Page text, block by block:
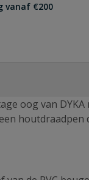
vanaf €200
oog van DYKA
houtdraadpen